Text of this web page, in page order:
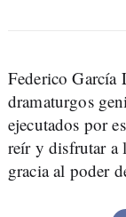
Federico García
dramaturgos
ejecutados por
reír y disfrutar a
gracia al poder